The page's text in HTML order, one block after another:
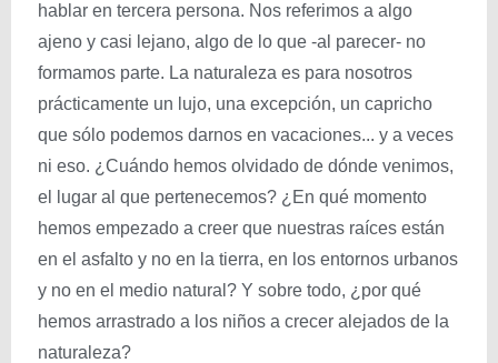
hablar en tercera persona. Nos referimos a algo
ajeno y casi lejano, algo de lo que -al parecer- no
formamos parte. La naturaleza es para nosotros
prácticamente un lujo, una excepción, un capricho
que sólo podemos darnos en vacaciones... y a veces
ni eso. ¿Cuándo hemos olvidado de dónde venimos,
el lugar al que pertenecemos? ¿En qué momento
hemos empezado a creer que nuestras raíces están
en el asfalto y no en la tierra, en los entornos urbanos
y no en el medio natural? Y sobre todo, ¿por qué
hemos arrastrado a los niños a crecer alejados de la
naturaleza?